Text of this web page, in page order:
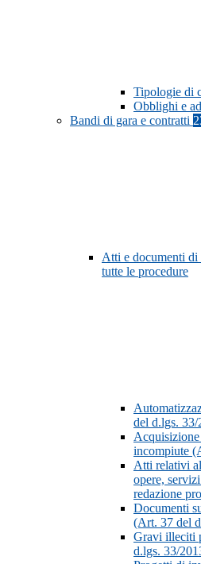
Tipologie di
Obblighi e
Bandi di gara e contratti
Atti e documenti di
tutte le procedure
del d.lgs. 33/
Acquisizione
incompiute
Atti relativi
opere,
redazione
Documenti
(Art. 37 del
Gravi illeciti
d.lgs. 33/